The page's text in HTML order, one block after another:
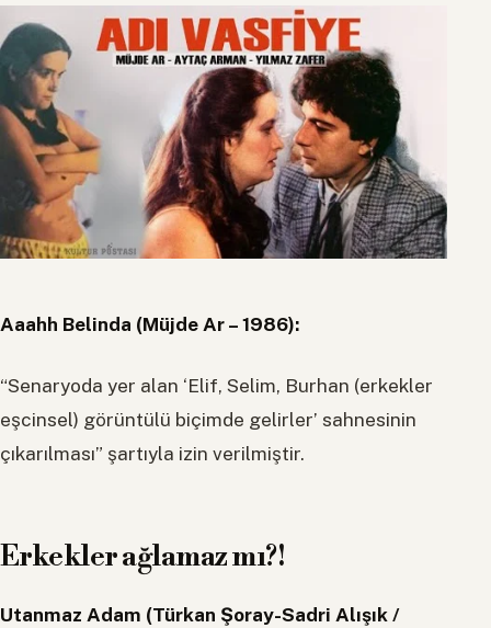
Aaahh Belinda (Müjde Ar – 1986):
“Senaryoda yer alan ‘Elif, Selim, Burhan (erkekler
eşcinsel) görüntülü biçimde gelirler’ sahnesinin
çıkarılması” şartıyla izin verilmiştir.
Erkekler ağlamaz mı?!
Utanmaz Adam (Türkan Şoray-Sadri Alışık /